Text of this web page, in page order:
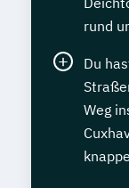
rund
Du
Weg